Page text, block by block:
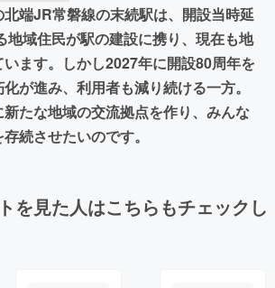
端JR常磐線の末続駅は、開設当時延
地域住民が駅の建設に携り、現在も地
ます。しかし2027年に開設80周年を
が進み、利用者も減り続ける一方。
たな地域の交流拠点を作り、みんな
続させたいのです。
を見た人はこちらもチェックし